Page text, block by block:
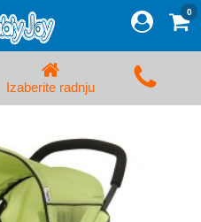
Prijava/Registracija
0
Izaberite radnju